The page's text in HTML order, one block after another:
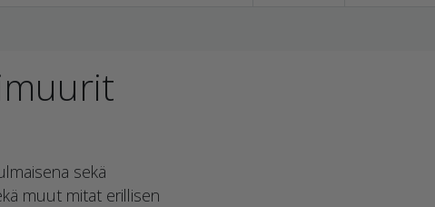
sekä
muut mitat erillisen